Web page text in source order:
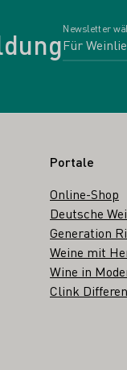
Newsletter
Portale
Online-Shop
Deutsche
Generation
Weine mit
Wine in
Clink